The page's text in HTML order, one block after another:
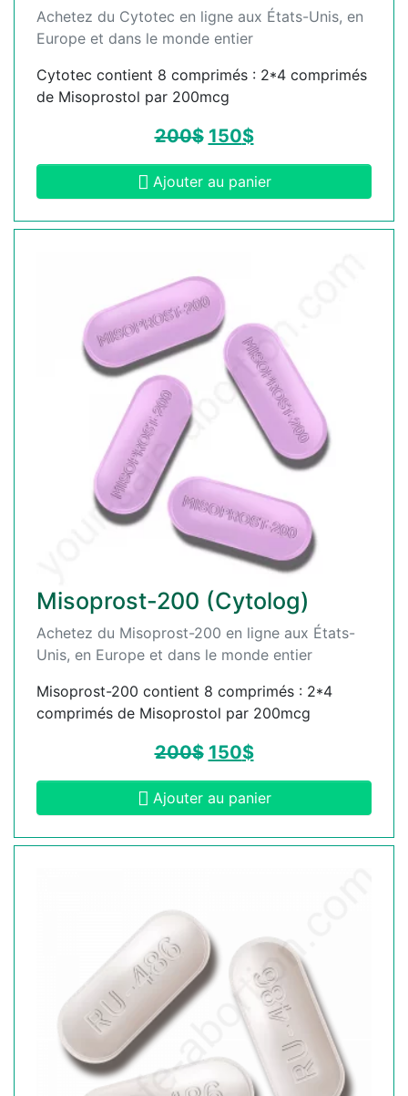
Achetez du Cytotec en ligne aux États-Unis, en
Europe et dans le monde entier
Cytotec contient 8 comprimés : 2*4 comprimés
de Misoprostol par 200mcg
200$ 150$
Ajouter au panier
Misoprost-200 (Cytolog)
Achetez du Misoprost-200 en ligne aux États-
Unis, en Europe et dans le monde entier
Misoprost-200 contient 8 comprimés : 2*4
comprimés de Misoprostol par 200mcg
200$ 150$
Ajouter au panier